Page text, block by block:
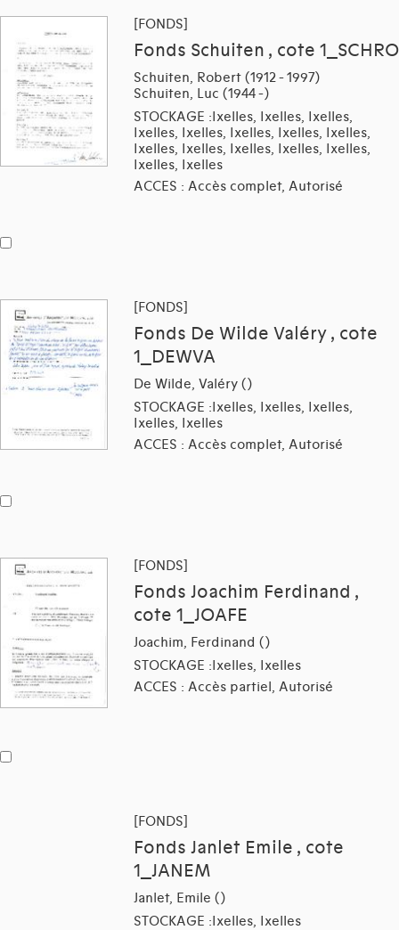
[FONDS]
Fonds Schuiten , cote 1_SCHRO
Schuiten, Robert (1912 - 1997)
Schuiten, Luc (1944 -)
STOCKAGE :Ixelles, Ixelles, Ixelles,
Ixelles, Ixelles, Ixelles, Ixelles, Ixelles,
Ixelles, Ixelles, Ixelles, Ixelles, Ixelles,
Ixelles, Ixelles
ACCES : Accès complet, Autorisé
[FONDS]
Fonds De Wilde Valéry , cote
1_DEWVA
De Wilde, Valéry ()
STOCKAGE :Ixelles, Ixelles, Ixelles,
Ixelles, Ixelles
ACCES : Accès complet, Autorisé
[FONDS]
Fonds Joachim Ferdinand ,
cote 1_JOAFE
Joachim, Ferdinand ()
STOCKAGE :Ixelles, Ixelles
ACCES : Accès partiel, Autorisé
[FONDS]
Fonds Janlet Emile , cote
1_JANEM
Janlet, Emile ()
STOCKAGE :Ixelles, Ixelles